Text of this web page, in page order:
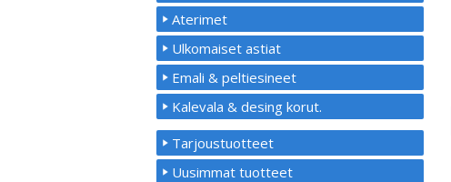
Aterimet
Ulkomaiset astiat
Emali & peltiesineet
Kalevala & desing korut.
Tarjoustuotteet
Uusimmat tuotteet